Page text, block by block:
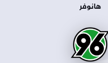
هانوفر